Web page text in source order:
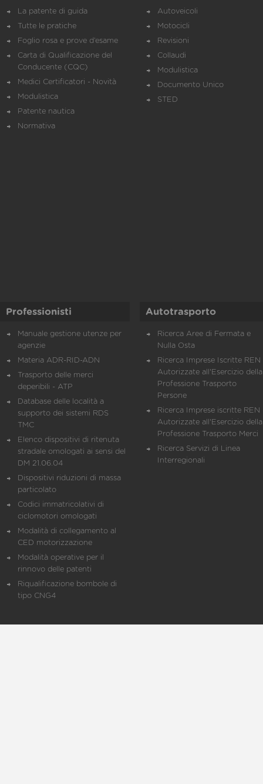
La patente di guida
Tutte le pratiche
Foglio rosa e prove d’esame
Carta di Qualificazione del
Conducente (CQC)
Medici Certificatori - Novità
Modulistica
Patente nautica
Normativa
Autoveicoli
Motocicli
Revisioni
Collaudi
Modulistica
Documento Unico
STED
Professionisti
Manuale gestione utenze per
agenzie
Materia ADR-RID-ADN
Trasporto delle merci
deperibili - ATP
Database delle località a
supporto dei sistemi RDS
TMC
Elenco dispositivi di ritenuta
stradale omologati ai sensi del
DM 21.06.04
Dispositivi riduzioni di massa
particolato
Codici immatricolativi di
ciclomotori omologati
Modalità di collegamento al
CED motorizzazione
Modalità operative per il
rinnovo delle patenti
Riqualificazione bombole di
tipo CNG4
Autotrasporto
Ricerca Aree di Fermata e
Nulla Osta
Ricerca Imprese Iscritte REN
Autorizzate all'Esercizio della
Professione Trasporto
Persone
Ricerca Imprese iscritte REN
Autorizzate all'Esercizio della
Professione Trasporto Merci
Ricerca Servizi di Linea
Interregionali